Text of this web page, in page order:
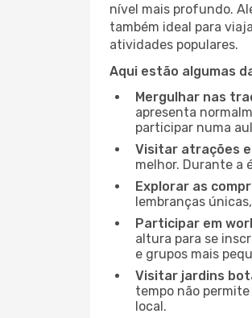
nível mais profundo.
também ideal para
atividades populares.
Aqui estão algumas
Mergulhar nas
apresenta
participar numa
Visitar atrações
melhor. Durante a
Explorar as
lembranças
Participar em
altura para se
e grupos mais
Visitar jardins
tempo não
local.